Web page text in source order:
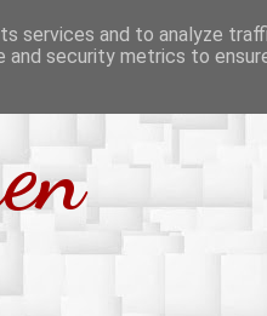
services and to analyze
and security metrics to